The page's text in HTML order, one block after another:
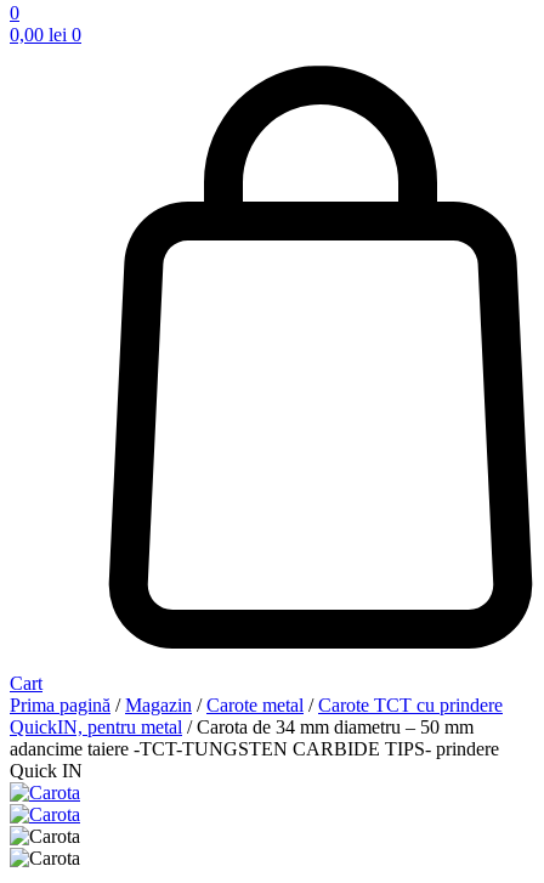
0
0,00 lei 0
Cart
Prima pagină /Magazin /Carote metal /Carote TCT cu prindere
QuickIN, pentru metal / Carota de 34 mm diametru – 50 mm
adancime taiere -TCT-TUNGSTEN CARBIDE TIPS- prindere
Quick IN